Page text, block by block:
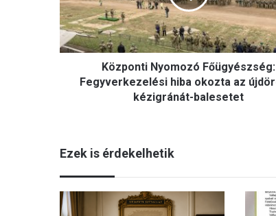
n
t
N
F
g
y
Központi Nyomozó Főügyészség:
Fegyverkezelési hiba okozta az
kézigránát-balesetet
Ezek is érdekelhetik